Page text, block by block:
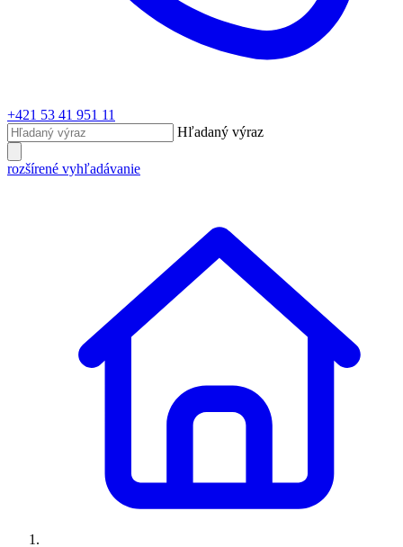
+421 53 41 951 11
Hľadaný výraz
rozšírené vyhľadávanie